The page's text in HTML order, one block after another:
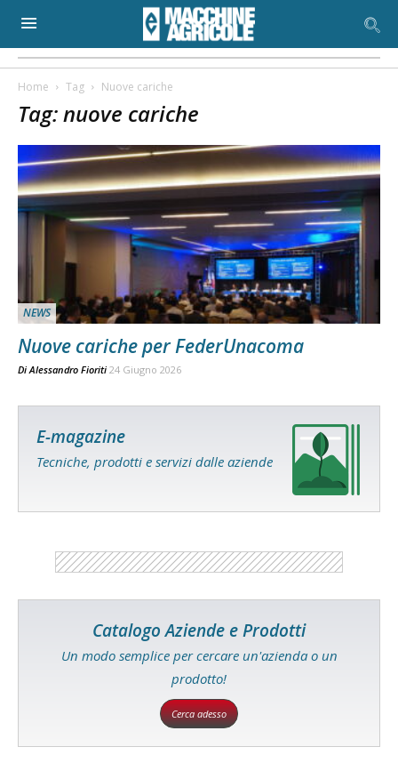
Home Tag Nuove cariche
Tag: nuove cariche
NEWS
Nuove cariche per FederUnacoma
DiAlessandro Fioriti 24 Giugno 2026
E-magazine
Tecniche, prodotti e servizi dalle aziende
Catalogo Aziende e Prodotti
Un modo semplice per cercare un'azienda o un
prodotto!
Cerca adesso